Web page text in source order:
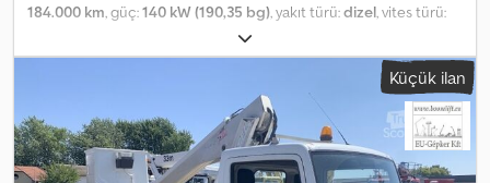
184.000 km, güç:140 kW (190,35 bg), yakıt türü:dizel, vites türü:
4x4
ağırlık:2.065 kg, ilk tescil:06/2018, bir sonraki muayene (TÜV):
, süspansiyon:
, koltuk sayısı:
, önceki sahip
sayısı:2 , Üretim yılı:2018, makine/araç numarası:
VSSKCTND23U0098078, Donanım:diferansiyel kilidi, dört
mevsim lastikler, hava yastığı, her tahrikli, is filtrasyon filtresi,
Küçük ilan